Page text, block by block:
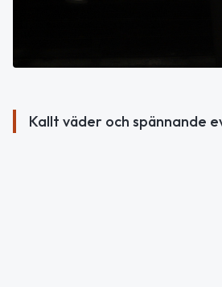
Kallt väder och spännande